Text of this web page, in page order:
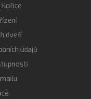
dveří
údajů